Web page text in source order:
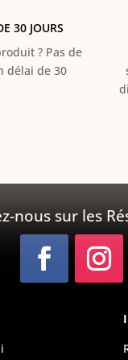
30 JOURS
? Pas de
délai de 30
nous sur les